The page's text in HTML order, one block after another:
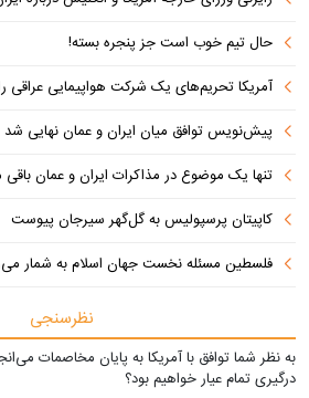
حال تیم خوب است جز پنجره بسته!
آمریکا تحریم‌های یک شرکت هواپیمایی عراقی
پیش‌نویس توافق میان ایران و عمان نهایی شد
تنها یک موضوع در مذاکرات ایران و عمان
کاپیتان پرسپولیس به گل‌گهر سیرجان پیوست
فلسطین مسئله نخست جهان اسلام به شمار
نظرسنجی
به نظر شما توافق با آمریکا به پایان مخاصمات
درگیری تمام عیار خواهیم بود؟